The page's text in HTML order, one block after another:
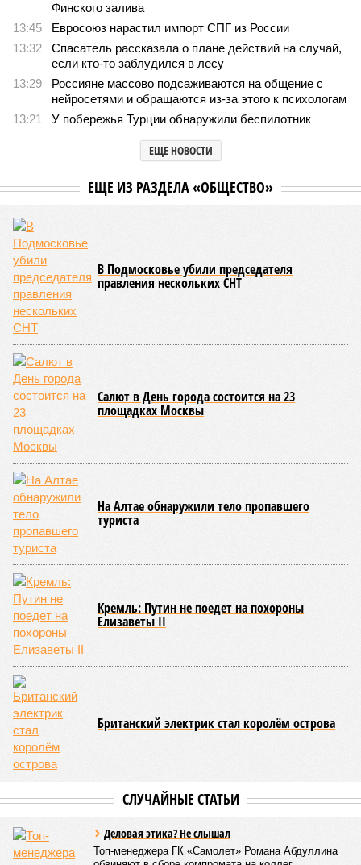
Финского залива
13:45
Евросоюз нарастил импорт СПГ из России
13:32
Спасатель рассказала о плане действий на случай,
если кто-то заблудился в лесу
13:29
Россияне массово подсаживаются на общение с
нейросетями и обращаются из-за этого к психологам
13:21
У побережья Турции обнаружили беспилотник
ЕЩЕ НОВОСТИ
ЕЩЕ ИЗ РАЗДЕЛА «ОБЩЕСТВО»
В Подмосковье убили председателя
правления нескольких СНТ
Салют в День города состоится на 23
площадках Москвы
На Алтае обнаружили тело пропавшего
туриста
Кремль: Путин не поедет на похороны
Елизаветы II
Британский электрик стал королём острова
СЛУЧАЙНЫЕ СТАТЬИ
Деловая этика? Не слышал
Топ-менеджера ГК «Самолет» Романа Абдуллина